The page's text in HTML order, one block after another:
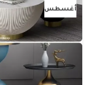
أغسطس